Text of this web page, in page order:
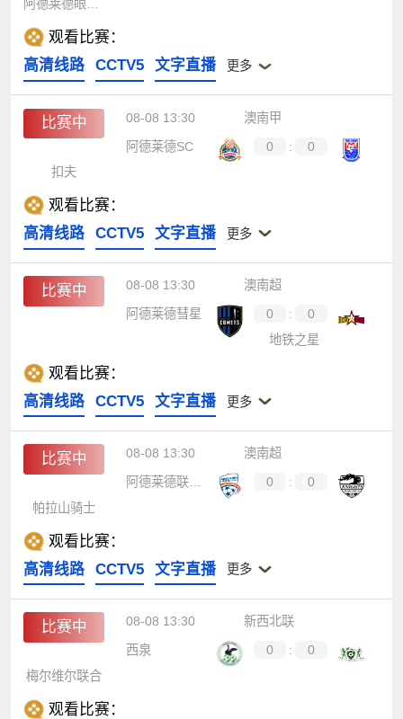
阿德莱德眼镜蛇
观看比赛：
高清线路
CCTV5 文字直播 更多
比赛中 08-08 13:30
澳南甲
阿德莱德SC
0 :
0
扣夫
观看比赛：
高清线路
CCTV5 文字直播 更多
比赛中 08-08 13:30
澳南超
阿德莱德彗星
0 :
0
地铁之星
观看比赛：
高清线路
CCTV5 文字直播 更多
比赛中 08-08 13:30
澳南超
阿德莱德联青年队
0 :
0
帕拉山骑士
观看比赛：
高清线路
CCTV5 文字直播 更多
比赛中 08-08 13:30
新西北联
西泉
0 :
0
梅尔维尔联合
观看比赛：